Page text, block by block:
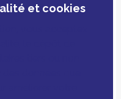
et cookies